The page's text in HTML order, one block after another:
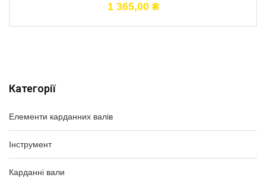
Категорії
Елементи карданних валів
Інструмент
Карданні вали
1 365,00 ₴